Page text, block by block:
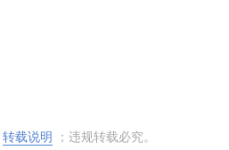
转载说明 ；违规转载必究。